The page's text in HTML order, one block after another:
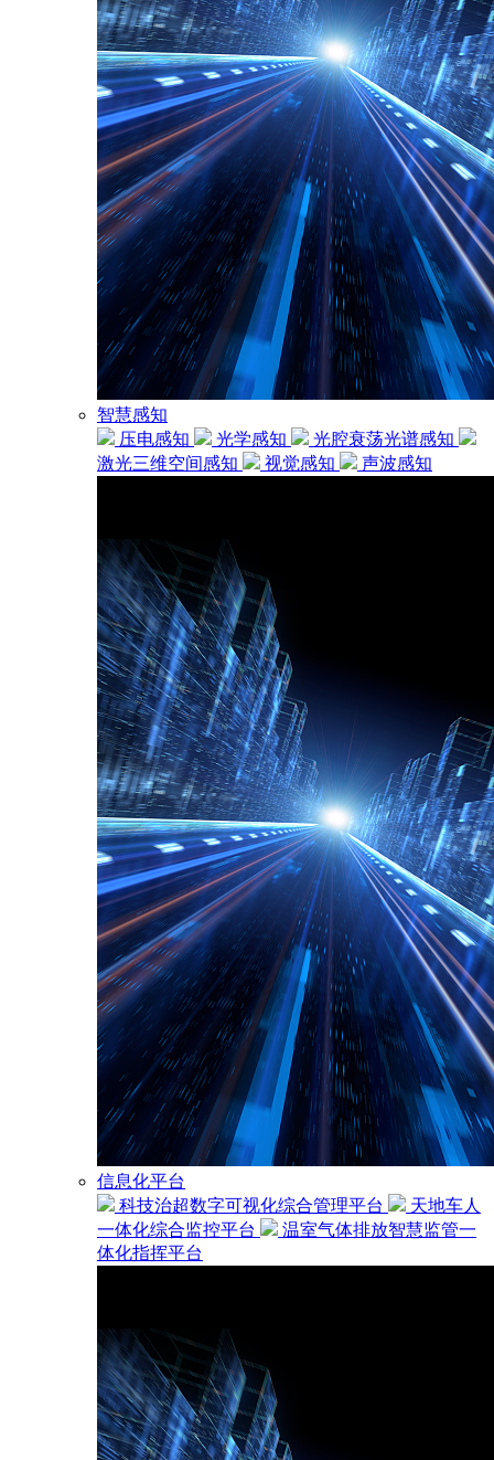
智慧感知
压电感知
光学感知
光腔衰荡光谱感知
激光三维空间感知
视觉感知 声波感知
信息化平台
科技治超数字可视化综合管理平台
天地车人
一体化综合监控平台
温室气体排放智慧监管一
体化指挥平台